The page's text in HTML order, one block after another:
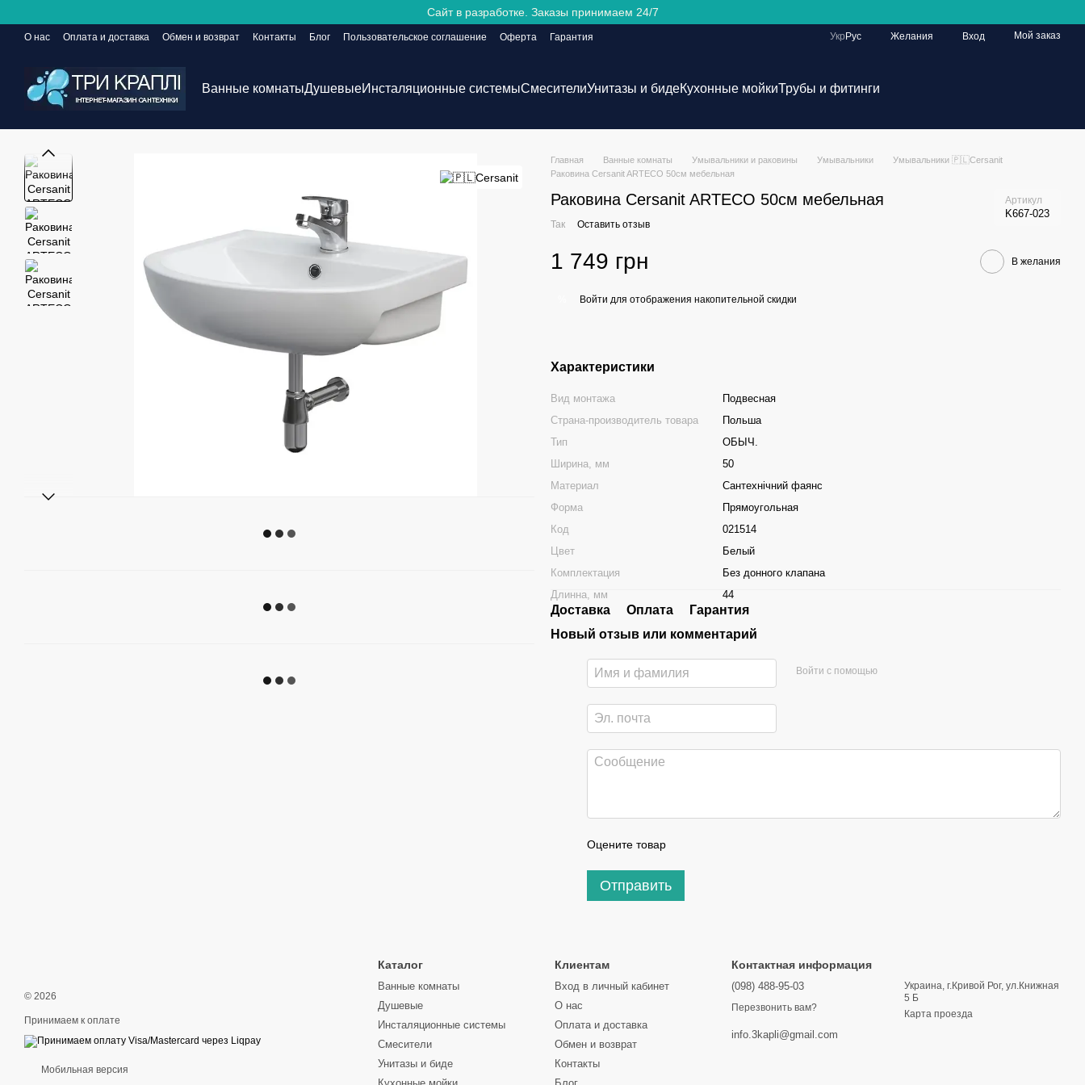
Сайт в разработке. Заказы принимаем 24/7
О нас Оплата и доставка Обмен и возврат Контакты Блог Пользовательское соглашение Оферта
Гарантия
Укр Рус Желания Вход Мой заказ
Ванные комнатыДушевыеИнсталяционные системыСмесителиУнитазы и бидеКухонные мойкиТрубы и фитинги
Главная Ванные комнаты Умывальники и раковины Умывальники
Умывальники 🇵🇱Cersanit
Раковина Cersanit ARTECO 50см мебельная
Раковина Cersanit ARTECO 50см мебельная Артикул
K667-023
Так Оставить отзыв
1 749 грн В желания
Войти для отображения накопительной скидки
Характеристики
Вид монтажа
Подвесная
Страна-производитель товара
Польша
Тип
ОБЫЧ.
Ширина, мм
50
Материал
Сантехнічний фаянс
Форма
Прямоугольная
Код
021514
Цвет
Белый
Комплектация
Без донного клапана
Длинна, мм
44
Доставка Оплата
Гарантия
Новый отзыв или комментарий
Войти с помощью
Оцените товар
Отправить
© 2026
Принимаем к оплате
Мобильная версия
Каталог
Ванные комнаты
Душевые
Инсталяционные системы
Смесители
Унитазы и биде
Клиентам
Вход в личный кабинет
О нас
Оплата и доставка
Обмен и возврат
Контакты
Контактная информация
(098) 488-95-03
Перезвонить вам?
info.3kapli@gmail.com
Украина, г.Кривой Рог, ул.Книжная
5 Б
Карта проезда